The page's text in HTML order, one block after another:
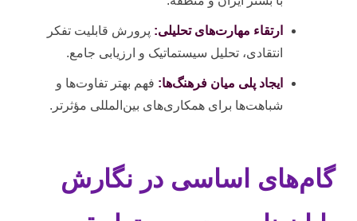
ارتقاء مهارت‌های تحلیلی: پرورش قابلیت تفکر
انتقادی، تحلیل سیستماتیک و ارزیابی جامع.
ایجاد پلی میان فرهنگ‌ها: فهم بهتر تفاوت‌ها و
شباهت‌ها برای همکاری‌های بین‌المللی مؤثرتر.
گام‌های اساسی در نگارش